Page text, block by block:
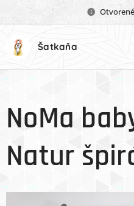
Šatkaňa
NoMa
Natur